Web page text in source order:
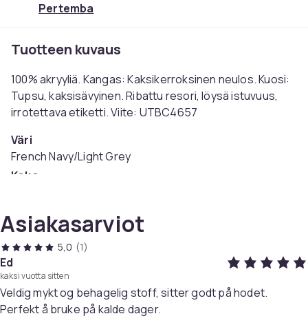
Pertemba
Tuotteen kuvaus
100% akryyliä. Kangas: Kaksikerroksinen neulos. Kuosi:
Tupsu, kaksisävyinen. Ribattu resori, löysä istuvuus,
irrotettava etiketti. Viite: UTBC4657
Väri
French Navy/Light Grey
Koko
1419301e-c5dc-562a-aecc-00554011d9d9
Tuoteturvallisuustiedot
Asiakasarviot
5,0 (1)
Ed
kaksi vuotta sitten
Veldig mykt og behagelig stoff, sitter godt på hodet.
Perfekt å bruke på kalde dager.